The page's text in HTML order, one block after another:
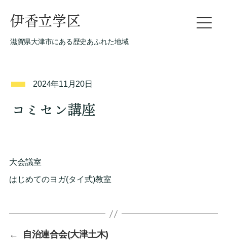
伊香立学区
滋賀県大津市にある歴史あふれた地域
2024年11月20日
コミセン講座
大会議室
はじめてのヨガ(タイ式)教室
←
自治連合会(大津土木)